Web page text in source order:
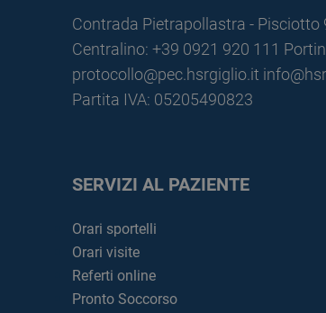
Contrada Pietrapollastra - Pisciotto
Centralino: +39 0921 920 111
protocollo@pec.hsrgiglio.it
Partita IVA: 05205490823
SERVIZI AL PAZIENTE
Orari sportelli
Orari visite
Referti online
Pronto Soccorso